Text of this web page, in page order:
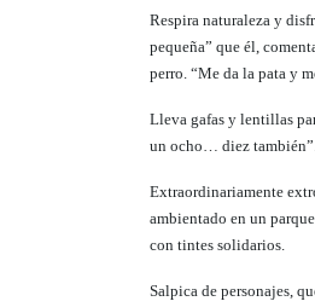
Respira naturaleza y
pequeña” que él,
perro. “Me da la pata y
Lleva gafas y lentillas
un ocho… diez
Extraordinariamente
ambientado en un
con tintes solidarios.
Salpica de personajes,